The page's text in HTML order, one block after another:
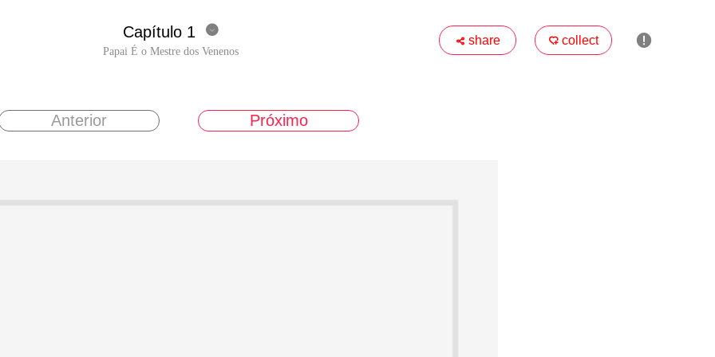
Capítulo 1 
Papai É o Mestre dos Venenos
 share  collect 
Anterior Próximo